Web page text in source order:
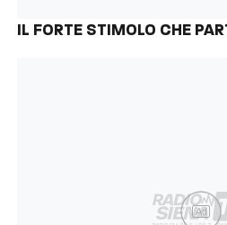
IL FORTE STIMOLO CHE
Ad